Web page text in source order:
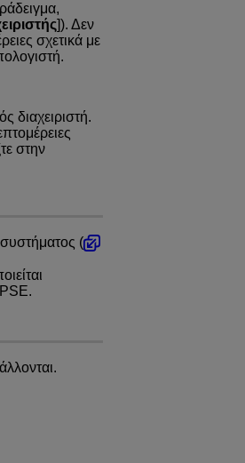
]). Δεν
σχετικά με
διαχειριστή.
στην
(